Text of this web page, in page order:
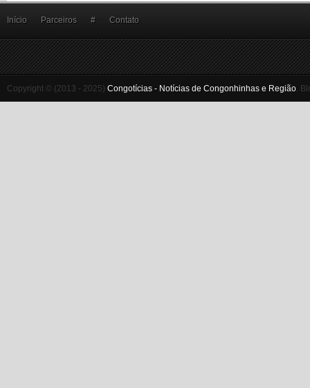
Início Parceiros # Contato
Copyright © (2013 - 2025) Congotícias - Notícias de Congonhinhas e Região.